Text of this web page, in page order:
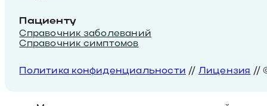
Пациенту
Справочник заболеваний
Справочник симптомов
Политика конфиденциальности // Лицензия //